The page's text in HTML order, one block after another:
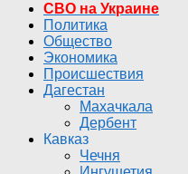
СВО на Украине
Политика
Общество
Экономика
Происшествия
Дагестан
Махачкала
Дербент
Кавказ
Чечня